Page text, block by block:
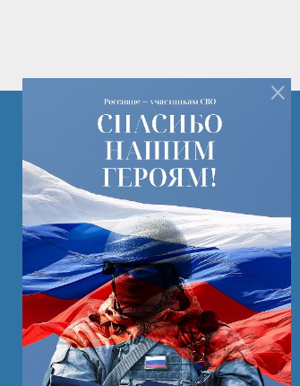
+7 (82142) 7-14-16
+7 (82142) 3-28-15
РК г. Печора ул. Лесная д. 2
ooortk-2011@mail.ru
Режим работы с 8:00 - 17:00
×